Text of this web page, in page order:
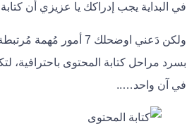
في البداية يجب إدراكك يا عزيزي أن
ولكن دَعني اوضحلك 7
بسرد مراحل كتابة المحتوى
في آن واحد…..